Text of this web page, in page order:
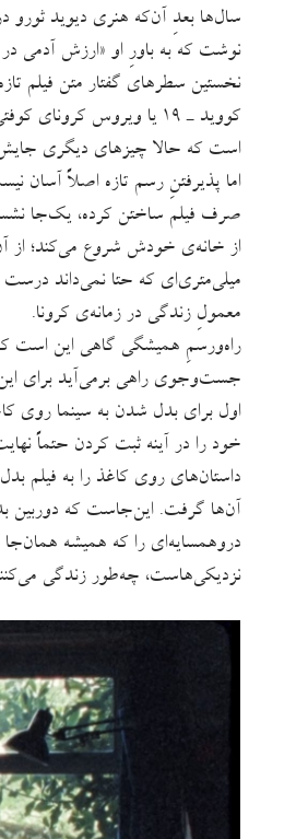
سال‌ها بعدِ آ‌ن‌که هنری دیوید ثورو
نوشت که به‌ باورِ او «ارزش آدمی در
نخستین سطرهای گفتار متن فیلم
کووید ـ ۱۹ یا ویروس
است که حالا چیزهای دیگری جایش
اما پذیرفتنِ رسم تازه اصلاً آسان
صرف فیلم ساختن کرده، یک‌جا
میلی‌متری‌ای که حتا نمی‌داند درست
معمولِ زندگی در زمانه‌ی کرونا.
راه‌ورسمِ همیشگی گاهی این است
جست‌وجوی راهی برمی‌آید برای
اول برای بدل شدن به سینما روی
خود را در آینه ثبت کردن حتماً
داستان‌های روی کاغذ را به فیلم
آن‌ها گرفت. این‌جاست که دوربین
دروهمسایه‌ای را که همیشه همان‌جا
نزدیکی‌هاست، چه‌طور زندگی